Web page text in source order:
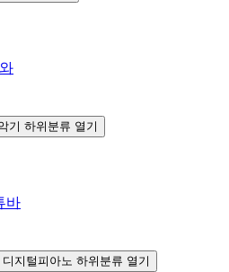
기 하위분류 열기
바
디지털피아노 하위분류 열기